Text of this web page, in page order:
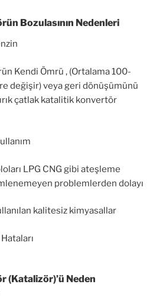
Bozulasının Nedenleri
Kendi Ömrü , (Ortalama 100-
değişir) veya geri dönüşümünü
çatlak katalitik konvertör
LPG CNG gibi ateşleme
problemlerden dolayı
kalitesiz kimyasallar
(Katalizör)’ü Neden